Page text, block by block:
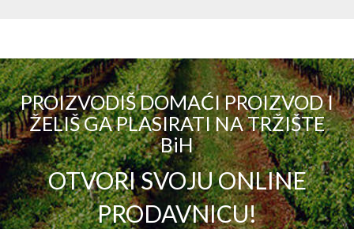
PROIZVODIŠ DOMAĆI PROIZVOD I
ŽELIŠ GA PLASIRATI NA TRŽIŠTE
BiH
OTVORI SVOJU ONLINE
PRODAVNICU!